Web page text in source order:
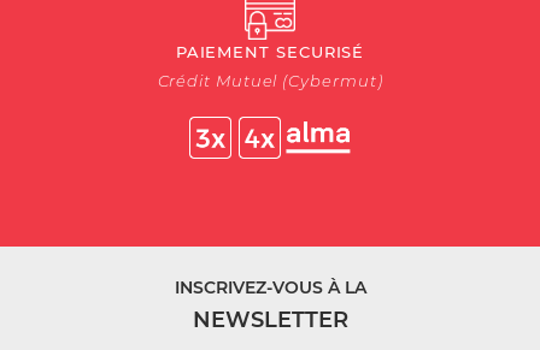
PAIEMENT SECURISÉ
Crédit Mutuel (Cybermut)
INSCRIVEZ-VOUS À LA
NEWSLETTER